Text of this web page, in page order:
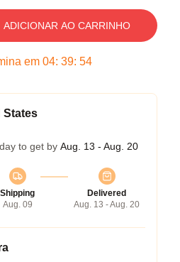
ADICIONAR AO CARRINHO
em 04: 39: 54
States
to get by Aug. 13 - Aug. 20
Shipping
Aug. 09
Delivered
Aug. 13 - Aug. 20